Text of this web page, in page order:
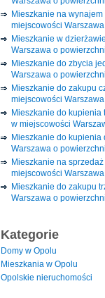
Mieszkanie na
miejscowości
Mieszkanie w
Warszawa o
Mieszkanie do zbycia
Warszawa o
Mieszkanie do zakupu
miejscowości
Mieszkanie do
w miejscowości
Mieszkanie do
Warszawa o
Mieszkanie na
miejscowości
Mieszkanie do zakupu
Warszawa o
Kategorie
Domy w Opolu
Mieszkania w Opolu
Opolskie nieruchomości